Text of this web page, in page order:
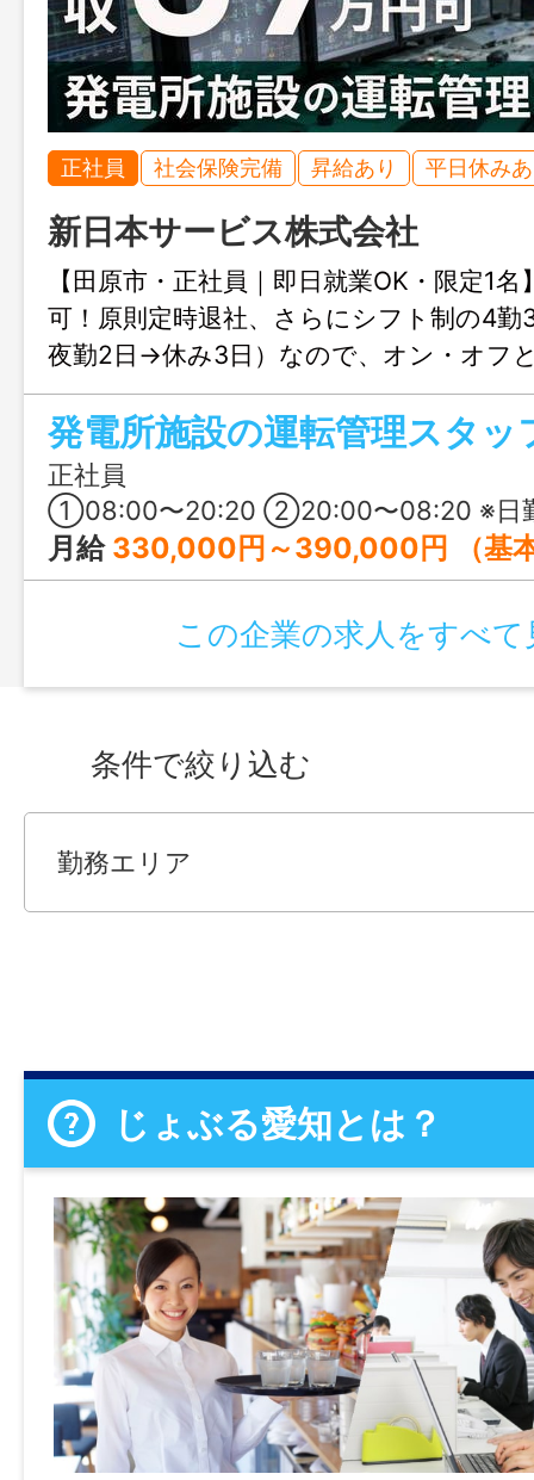
正社員 社会保険完備 昇給あり 平日休み
新日本サービス株式会社
【田原市・正社員｜即日就業OK・限定1
可！原則定時退社、さらにシフト制の4
夜勤2日→休み3日）なので、オン・オフ
けて働けます。20代〜50代の幅広い年齢
活躍中ですよ！
発電所施設の運転管理スタッ
正社員
①08:00〜20:20 ②20:00〜08:20 ※日勤・夜勤の交替制勤務 ※1ヶ月単位の変形労
月給 330,000円～390,000円 （基本給：240,000円） ※ご経験・能力により優遇します。担
この企業の求人をすべて
条件で絞り込む
勤務エリア
じょぶる愛知とは？